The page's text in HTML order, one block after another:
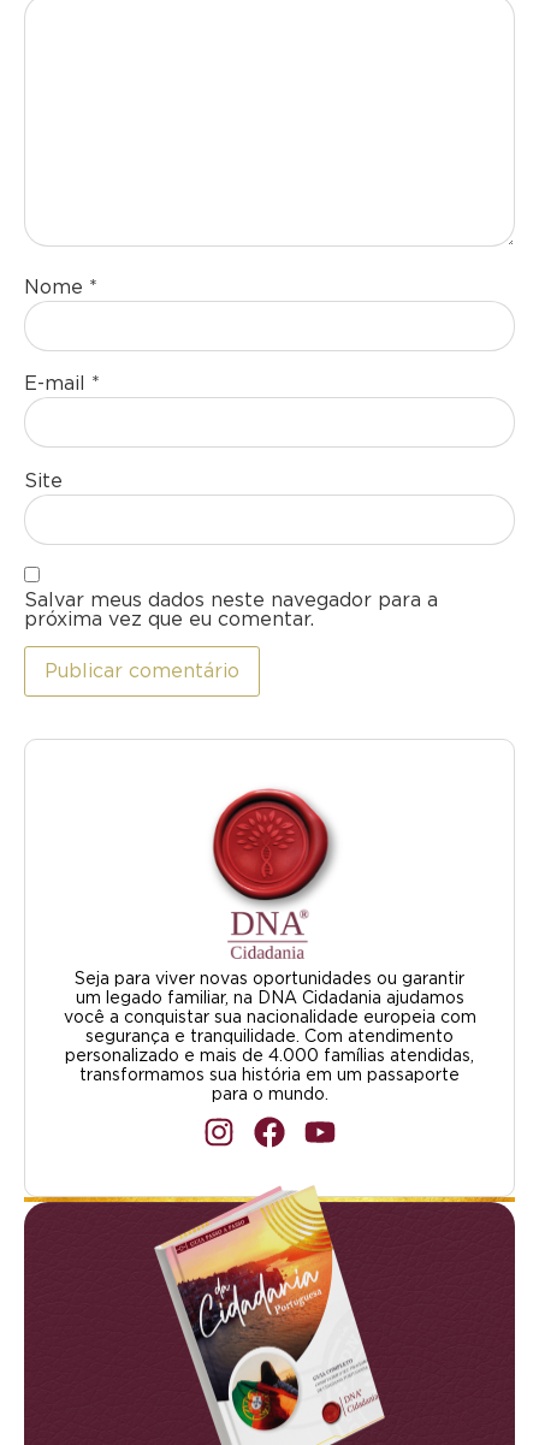
Nome *
E-mail *
Site
Salvar meus dados neste navegador para a
próxima vez que eu comentar.
Seja para viver novas oportunidades ou garantir
um legado familiar, na DNA Cidadania ajudamos
você a conquistar sua nacionalidade europeia com
segurança e tranquilidade. Com atendimento
personalizado e mais de 4.000 famílias atendidas,
transformamos sua história em um passaporte
para o mundo.